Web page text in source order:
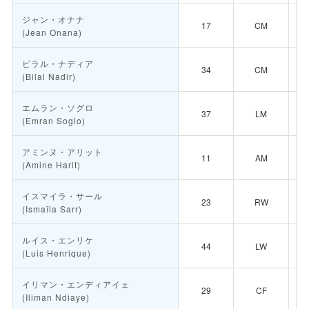
ジャン・オナナ
(Jean Onana)
17 CM
ビラル・ナディア
(Bilal Nadir)
34 CM
エムラン・ソグロ
(Emran Soglo)
37 LM
アミンヌ・アリット
(Amine Harit)
11 AM
イスマイラ・サール
(Ismaïla Sarr)
23 RW
ルイス・エンリケ
(Luis Henrique)
44 LW
イリマン・エンディアイェ
(Iliman Ndiaye)
29 CF